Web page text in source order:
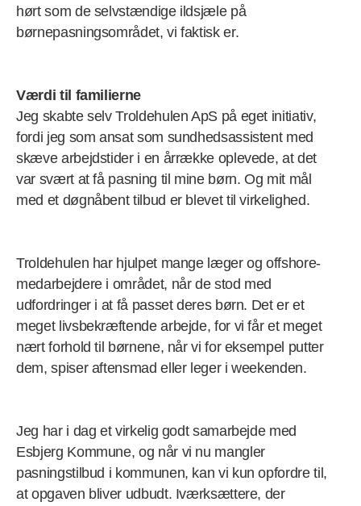
hørt som de selvstændige ildsjæle på
børnepasningsområdet, vi faktisk er.
Værdi til familierne
Jeg skabte selv Troldehulen ApS på eget initiativ,
fordi jeg som ansat som sundhedsassistent med
skæve arbejdstider i en årrække oplevede, at det
var svært at få pasning til mine børn. Og mit mål
med et døgnåbent tilbud er blevet til virkelighed.
Troldehulen har hjulpet mange læger og offshore-
medarbejdere i området, når de stod med
udfordringer i at få passet deres børn. Det er et
meget livsbekræftende arbejde, for vi får et meget
nært forhold til børnene, når vi for eksempel putter
dem, spiser aftensmad eller leger i weekenden.
Jeg har i dag et virkelig godt samarbejde med
Esbjerg Kommune, og når vi nu mangler
pasningstilbud i kommunen, kan vi kun opfordre til,
at opgaven bliver udbudt. Iværksættere, der